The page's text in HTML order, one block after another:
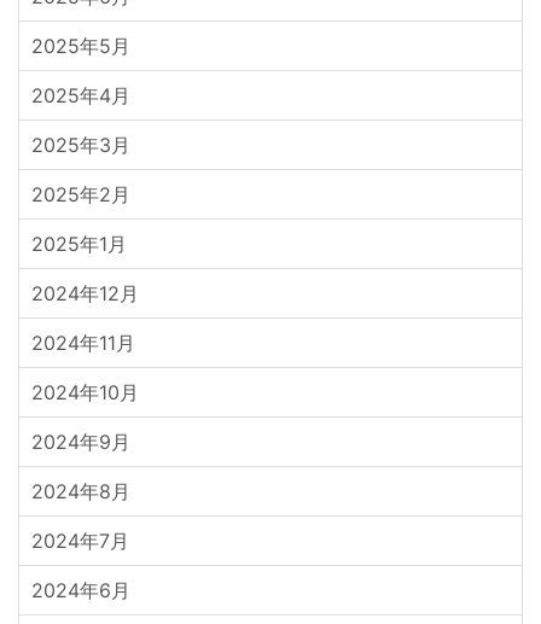
2025年5月
2025年4月
2025年3月
2025年2月
2025年1月
2024年12月
2024年11月
2024年10月
2024年9月
2024年8月
2024年7月
2024年6月